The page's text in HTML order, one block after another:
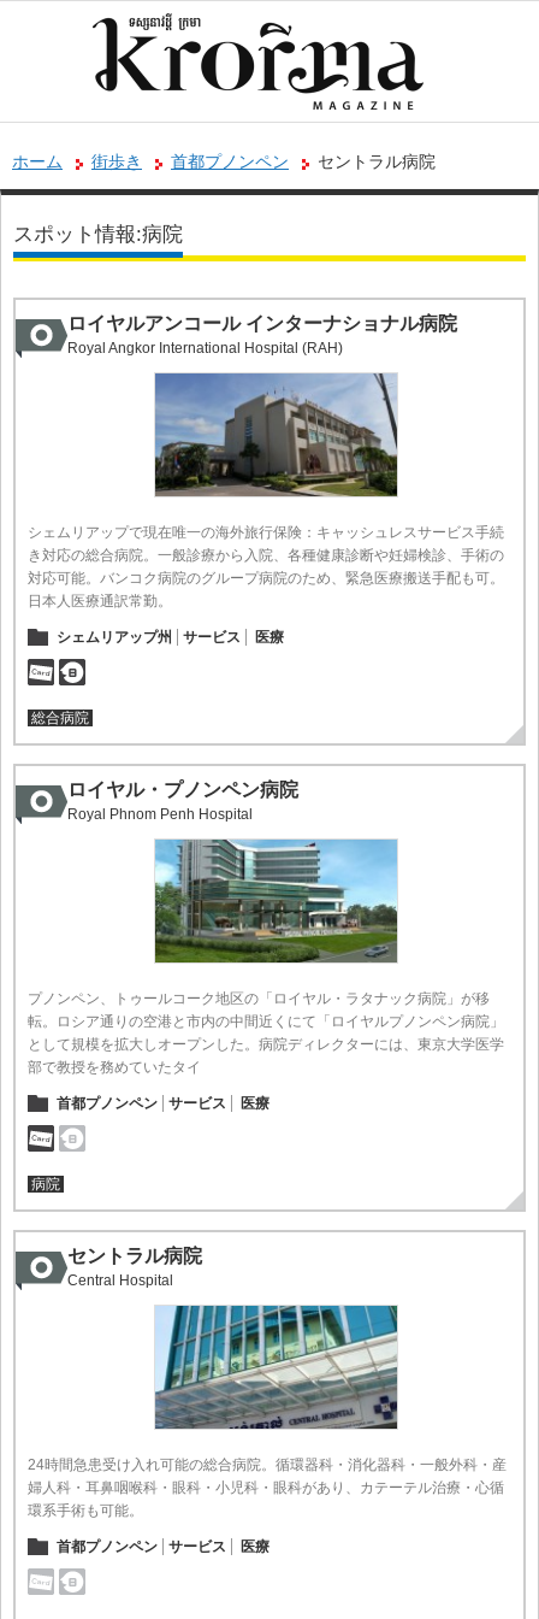
ホーム 街歩き 首都プノンペン セントラル病院
スポット情報:病院
ロイヤルアンコール インターナショナル病院
Royal Angkor International Hospital (RAH)
シェムリアップで現在唯一の海外旅行保険：キャッシュレスサービス手続
き対応の総合病院。一般診療から入院、各種健康診断や妊婦検診、手術の
対応可能。バンコク病院のグループ病院のため、緊急医療搬送手配も可。
日本人医療通訳常勤。
シェムリアップ州 サービス 医療
総合病院
ロイヤル・プノンペン病院
Royal Phnom Penh Hospital
プノンペン、トゥールコーク地区の「ロイヤル・ラタナック病院」が移
転。ロシア通りの空港と市内の中間近くにて「ロイヤルプノンペン病院」
として規模を拡大しオープンした。病院ディレクターには、東京大学医学
部で教授を務めていたタイ
首都プノンペン サービス 医療
病院
セントラル病院
Central Hospital
24時間急患受け入れ可能の総合病院。循環器科・消化器科・一般外科・産
婦人科・耳鼻咽喉科・眼科・小児科・眼科があり、カテーテル治療・心循
環系手術も可能。
首都プノンペン サービス 医療